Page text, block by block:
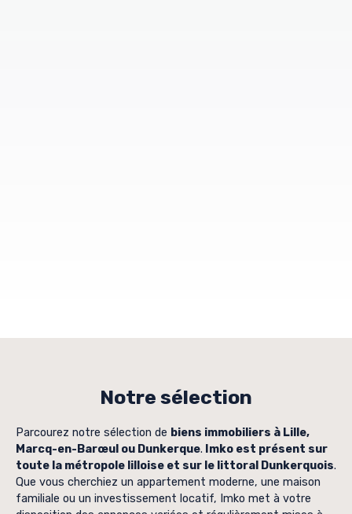
Notre sélection
Parcourez notre sélection de biens immobiliers à Lille,
Marcq-en-Barœul ou Dunkerque. Imko est présent sur
toute la métropole lilloise et sur le littoral Dunkerquois.
Que vous cherchiez un appartement moderne, une maison
familiale ou un investissement locatif, Imko met à votre